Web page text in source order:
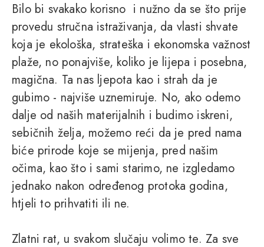
Bilo bi svakako korisno i nužno da se što prije
provedu stručna istraživanja, da vlasti shvate
koja je ekološka, strateška i ekonomska važnost
plaže, no ponajviše, koliko je lijepa i posebna,
magična. Ta nas ljepota kao i strah da je
gubimo - najviše uznemiruje. No, ako odemo
dalje od naših materijalnih i budimo iskreni,
sebičnih želja, možemo reći da je pred nama
biće prirode koje se mijenja, pred našim
očima, kao što i sami starimo, ne izgledamo
jednako nakon određenog protoka godina,
htjeli to prihvatiti ili ne.
Zlatni rat, u svakom slučaju volimo te. Za sve